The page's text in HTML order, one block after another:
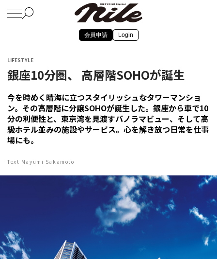
会員申請 Login
LIFESTYLE
銀座10分圏、 高層階SOHOが誕生
今を時めく晴海に立つスタイリッシュなタワーマンショ
ン。その高層階に分譲SOHOが誕生した。銀座から車で10
分の利便性と、東京湾を見渡すパノラマビュー、そして高
級ホテル並みの施設やサービス。心を解き放つ日常を仕事
場にも。
Text Mayumi Sakamoto